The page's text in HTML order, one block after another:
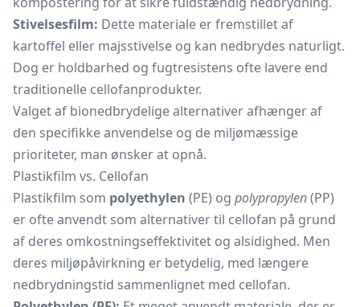
Stivelsesfilm: Dette materiale er fremstillet af
kartoffel eller majsstivelse og kan nedbrydes naturligt.
Dog er holdbarhed og fugtresistens ofte lavere end
traditionelle cellofanprodukter.
Valget af bionedbrydelige alternativer afhænger af
den specifikke anvendelse og de miljømæssige
prioriteter, man ønsker at opnå.
Plastikfilm vs. Cellofan
Plastikfilm som polyethylen (PE) og polypropylen(PP)
er ofte anvendt som alternativer til cellofan på grund
af deres omkostningseffektivitet og alsidighed. Men
deres miljøpåvirkning er betydelig, med længere
nedbrydningstid sammenlignet med cellofan.